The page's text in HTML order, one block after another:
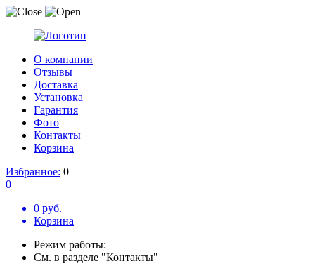
О компании
Отзывы
Доставка
Установка
Гарантия
Фото
Контакты
Корзина
Избранное: 0
0
0 руб.
Корзина
Режим работы:
См. в разделе "Контакты"